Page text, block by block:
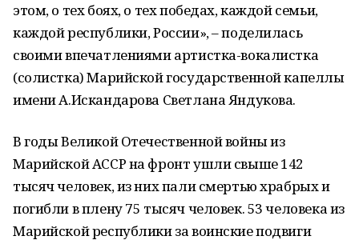
этом, о тех боях, о тех победах, каждой семьи,
каждой республики, России», – поделилась
своими впечатлениями артистка-вокалистка
(солистка) Марийской государственной капеллы
имени А.Искандарова Светлана Яндукова.
В годы Великой Отечественной войны из
Марийской АССР на фронт ушли свыше 142
тысяч человек, из них пали смертью храбрых и
погибли в плену 75 тысяч человек. 53 человека из
Марийской республики за воинские подвиги